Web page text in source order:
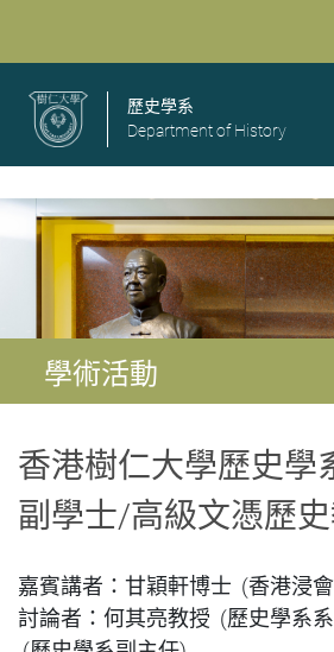
歷史學系
Department of History
學術活動
香港樹仁大學歷史學
副學士/高級文憑歷
嘉賓講者：甘穎軒博士 (香港浸
討論者： 何其亮教授 (歷史學系